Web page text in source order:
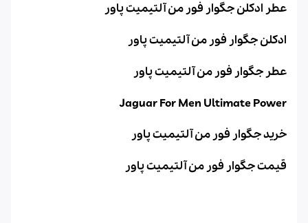
عطر ادکلن جگوار فور من آلتیمیت پاور
ادکلن جگوار فور من آلتیمیت پاور
عطر جگوار فور من آلتیمیت پاور
Jaguar For Men Ultimate Power
خرید جگوار فور من آلتیمیت پاور
قیمت جگوار فور من آلتیمیت پاور